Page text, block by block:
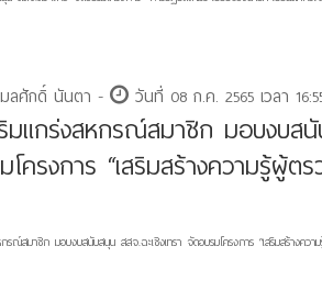
มลศักดิ์ นันตา - วันที่ 08 ก.ค. 2565 เวลา
มแกร่งสหกรณ์สมาชิก มอบงบสนั
โครงการ “เสริมสร้างความรู้ผู้
กรณ์สมาชิก มอบงบสนับสนุน สสจ.ฉะเชิงเทรา จัดอบรมโครงการ “เสริมสร้างค